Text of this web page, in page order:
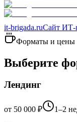
it-brigada.ruСайт ИТ-
Форматы и цены
Выберите
Лендинг
от 50 000 ₽ 1–2